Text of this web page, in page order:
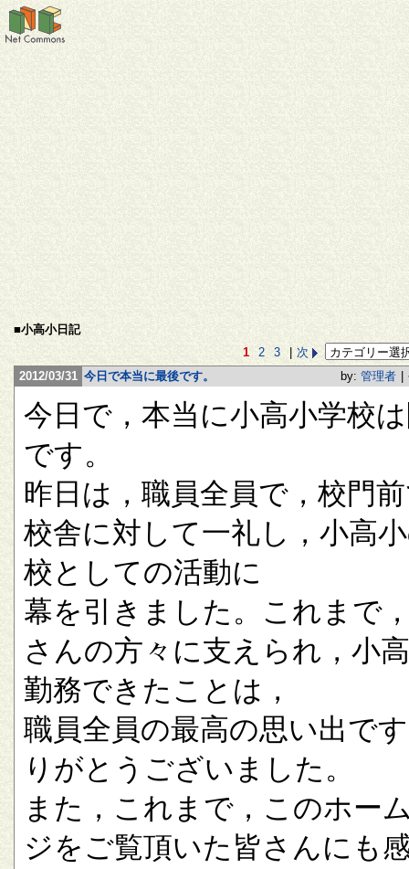
■小高小日記
1
2 3
次
2012/03/31 今日で本当に最後です。 by: 管理者
今日で，本当に小高小学校
です。
昨日は，職員全員で，校門
校舎に対して一礼し，小高
校としての活動に
幕を引きました。これまで
さんの方々に支えられ，小
勤務できたことは，
職員全員の最高の思い出で
りがとうございました。
また，これまで，このホー
ジをご覧頂いた皆さんにも